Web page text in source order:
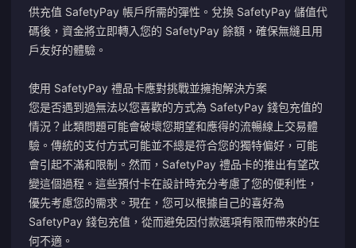
供充值 SafetyPay 帳戶所需的彈性。兌換 SafetyPay 儲值代
碼後，資金將立即轉入您的 SafetyPay 餘額，確保無縫且用
戶友好的體驗。
使用 SafetyPay 禮品卡應對挑戰並擁抱解決方案
您是否遇到過無法以您喜歡的方式為 SafetyPay 錢包充值的
情況？此類問題可能會破壞您期望和應得的流暢線上交易體
驗。傳統的支付方式可能並不總是符合您的獨特偏好，可能
會引起不滿和限制。然而，SafetyPay 禮品卡的推出有望改
變這個過程。這些預付卡在設計時充分考慮了您的便利性，
優先考慮您的需求。現在，您可以根據自己的喜好為
SafetyPay 錢包充值，從而避免因付款選項有限而帶來的任
何不適。